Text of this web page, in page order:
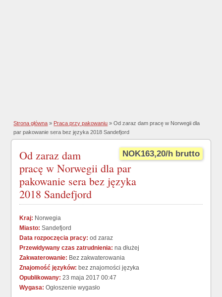
Strona główna » Praca przy pakowaniu » Od zaraz dam pracę w Norwegii dla
par pakowanie sera bez języka 2018 Sandefjord
NOK163,20/h brutto
Od zaraz dam
pracę w Norwegii dla par
pakowanie sera bez języka
2018 Sandefjord
Kraj: Norwegia
Miasto: Sandefjord
Data rozpoczęcia pracy: od zaraz
Przewidywany czas zatrudnienia: na dłużej
Zakwaterowanie: Bez zakwaterowania
Znajomość języków: bez znajomości języka
Opublikowany: 23 maja 2017 00:47
Wygasa: Ogłoszenie wygasło